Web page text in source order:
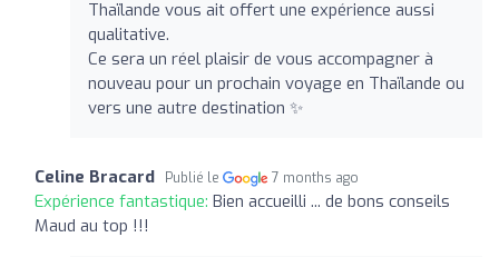
Thaïlande vous ait offert une expérience aussi
qualitative.
Ce sera un réel plaisir de vous accompagner à
nouveau pour un prochain voyage en Thaïlande ou
vers une autre destination ✨
Celine Bracard Publié le 7 months ago
Expérience fantastique: Bien accueilli ... de bons conseils
Maud au top !!!